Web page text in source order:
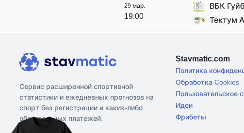
29 мар.
19:00
ВБК
Тектум
Сервис расширенной спортивной
статистики и ежедневных прогнозов на
спорт без регистрации и каких-либо
обязательных платежей.
Stavmatic.com
Политика
Обработка Cookies
Пользовательское
Идеи
Фрибеты